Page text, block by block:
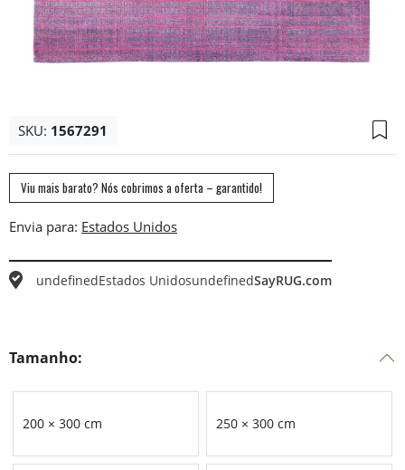
SKU: 1567291
Viu mais barato? Nós cobrimos a oferta – garantido!
Envia para:
undefinedEstados UnidosundefinedSayRUG.com
Tamanho:
200 × 300 cm 250 × 300 cm